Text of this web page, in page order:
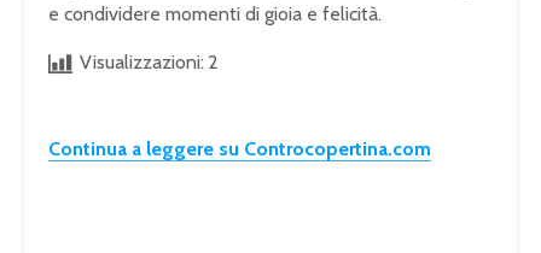
e condividere momenti di gioia e felicità.
Visualizzazioni: 2
Continua a leggere su Controcopertina.com